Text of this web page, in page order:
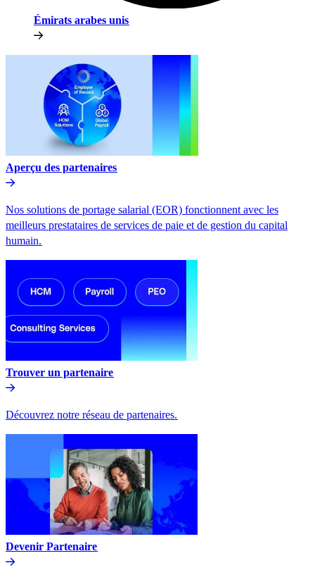
Émirats arabes unis​​
Aperçu des partenaires​​
Nos solutions de portage salarial (EOR) fonctionnent avec les
meilleurs prestataires de services de paie et de gestion du capital
humain.​​
Trouver un partenaire​​
Découvrez notre réseau de partenaires.​​
Devenir Partenaire​​